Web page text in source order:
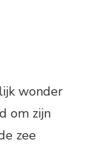
wonder
om zijn
zee